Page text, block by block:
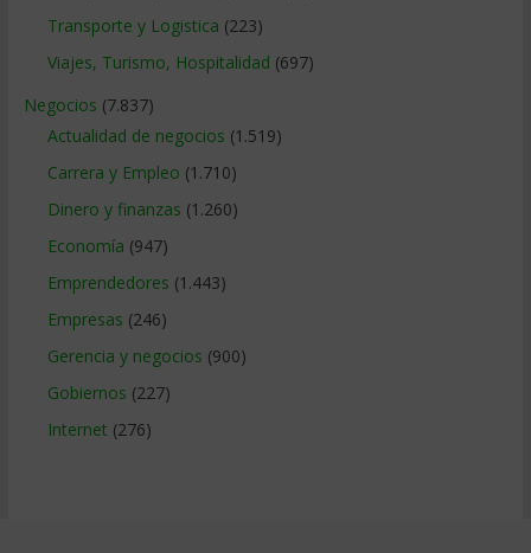
Transporte y Logistica (223)
Viajes, Turismo, Hospitalidad (697)
Negocios (7.837)
Actualidad de negocios (1.519)
Carrera y Empleo (1.710)
Dinero y finanzas (1.260)
Economía (947)
Emprendedores (1.443)
Empresas (246)
Gerencia y negocios (900)
Gobiernos (227)
Internet (276)